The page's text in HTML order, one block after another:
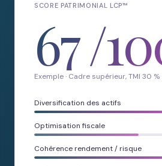
SCORE PATRIMONIAL LCP™
67/
Exemple · Cadre supérieur, TMI 30 %
Diversification des actifs
Optimisation fiscale
Cohérence rendement / risque